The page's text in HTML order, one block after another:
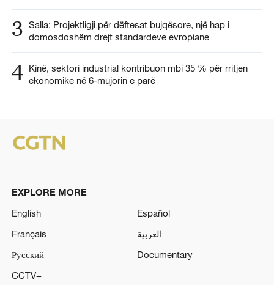
3 Salla: Projektligji për dëftesat bujqësore, një hap i
domosdoshëm drejt standardeve evropiane
4 Kinë, sektori industrial kontribuon mbi 35 % për rritjen
ekonomike në 6-mujorin e parë
EXPLORE MORE
English
Español
Français
العربية
Русский
Documentary
CCTV+